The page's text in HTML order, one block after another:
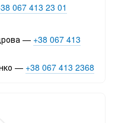
067 413 23 01
— +38 067 413
— +38 067 413 2368